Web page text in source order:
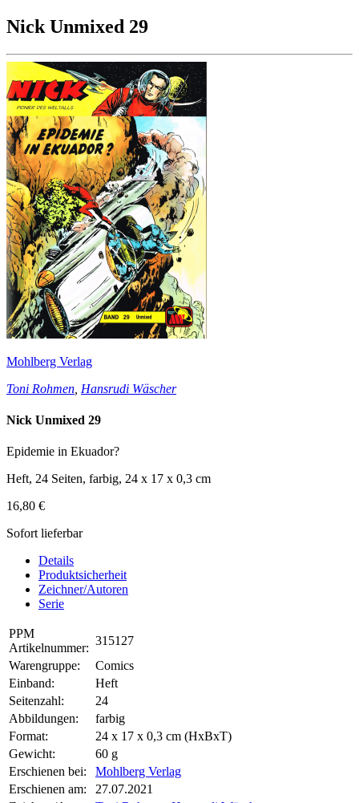
Nick Unmixed 29
Mohlberg Verlag
Toni Rohmen Hansrudi Wäscher
Nick Unmixed 29
Epidemie in Ekuador?
Heft, 24 Seiten, farbig, 24 x 17 x 0,3 cm
16,80 €
Sofort lieferbar
Details
Produktsicherheit
Zeichner/Autoren
Serie
PPM
Artikelnummer:
315127
Warengruppe:
Comics
Einband:
Heft
Seitenzahl:
24
Abbildungen:
farbig
Format:
24 x 17 x 0,3 cm (HxBxT)
Gewicht:
60 g
Erschienen bei:
Mohlberg Verlag
Erschienen am:
27.07.2021